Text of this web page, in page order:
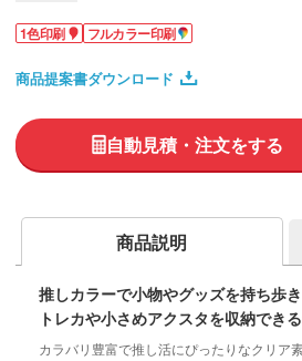
1色印刷 フルカラー印刷
商品提案書ダウンロード
自動見積・注文をする
商品説明
推しカラーで小物やグッズを持ち歩き
トレカや小さめアクスタを収納でき
カラバリ豊富で推し活にぴったりなクリア